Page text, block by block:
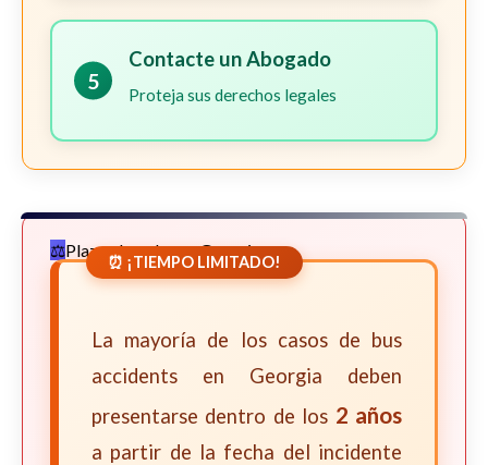
5
Contacte un Abogado
Proteja sus derechos legales
Plazos Legales en Georgia
⏰ ¡TIEMPO LIMITADO!
La mayoría de los casos de bus
accidents en Georgia deben
presentarse dentro de los 2 años
a partir de la fecha del incidente